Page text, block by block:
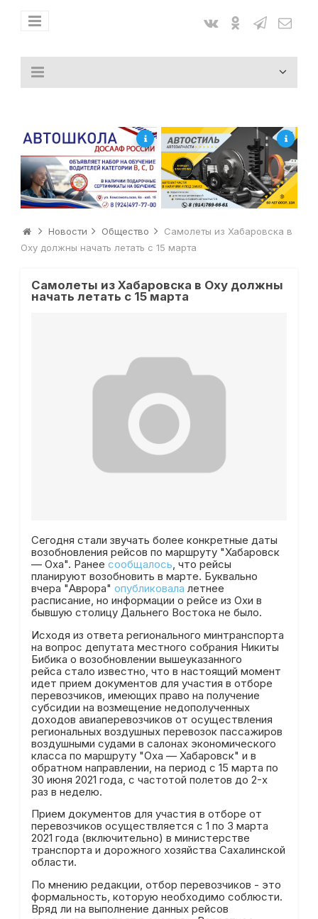
Новости Общество
Самолеты из Хабаровска в
Оху должны начать летать с 15 марта
Самолеты из Хабаровска в Оху должны
начать летать с 15 марта
Сегодня стали звучать более конкретные даты
возобновления рейсов по маршруту "Хабаровск
— Оха". Ранее сообщалось, что рейсы
планируют возобновить в марте. Буквально
вчера "Аврора" опубликовала летнее
расписание, но информации о рейсе из Охи в
бывшую столицу Дальнего Востока не было.
Исходя из ответа регионального минтранспорта
на вопрос депутата местного собрания Никиты
Бибика о возобновлении вышеуказанного
рейса стало известно, что в настоящий момент
идет прием документов для участия в отборе
перевозчиков, имеющих право на получение
субсидии на возмещение недополученных
доходов авиаперевозчиков от осуществления
региональных воздушных перевозок пассажиров
воздушными судами в салонах экономического
класса по маршруту "Оха — Хабаровск" и в
обратном направлении, на период с 15 марта по
30 июня 2021 года, с частотой полетов до 2-х
раз в неделю.
Прием документов для участия в отборе от
перевозчиков осуществляется с 1 по 3 марта
2021 года (включительно) в министерстве
транспорта и дорожного хозяйства Сахалинской
области.
По мнению редакции, отбор перевозчиков - это
формальность, которую необходимо соблюсти.
Вряд ли на выполнение данных рейсов